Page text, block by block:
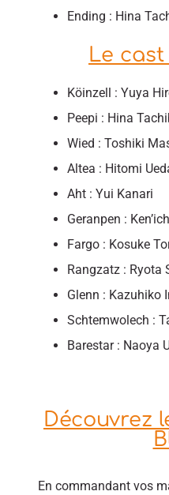
Ending : Hina
Le
Köinzell : Yuya
Peepi : Hina
Wied : Toshiki
Altea : Hitomi
Aht : Yui Kanari
Geranpen :
Fargo : Kosuke
Rangzatz : Ryota
Glenn : Kazuhiko
Schtemwolech :
Barestar : Naoya
Découvrez
En commandant vos